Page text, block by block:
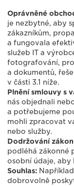
Oprávněné
je nezbytné, aby
zákazníkům,
a fungovala
služeb IT a
fotografování,
a dokumentů,
v části 3.1 níže.
Plnění smlouvy s
nás objednali
a potřebujeme
mohli zpracovat
nebo služby.
Dodržování
podléhá zákonné
osobní údaje,
Souhlas:
dobrovolně